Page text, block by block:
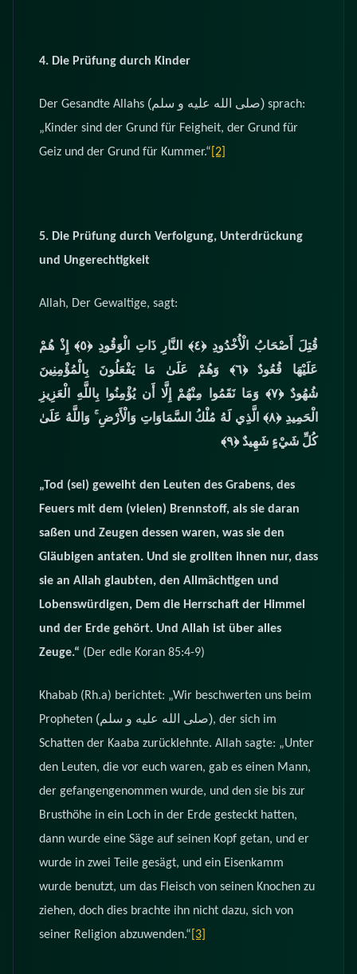
4. Die Prüfung durch Kinder
Der Gesandte Allahs (صلى الله عليه و سلم) sprach:
„Kinder sind der Grund für Feigheit, der Grund für
Geiz und der Grund für Kummer.“ [2]
5. Die Prüfung durch Verfolgung, Unterdrückung
und Ungerechtigkeit
Allah, Der Gewaltige, sagt:
قُتِلَ أَصْحَابُ الْأُخْدُودِ ﴿٤﴾‏ النَّارِ ذَاتِ الْوَقُودِ
﴿٥﴾‏ إِذْ هُمْ
عَلَيْهَا قُعُودٌ
﴿٦﴾‏ وَهُمْ عَلَىٰ مَا يَفْعَلُونَ بِالْمُؤْمِنِينَ
شُهُودٌ
﴿٧﴾‏ وَمَا نَقَمُوا مِنْهُمْ إِلَّا أَن يُؤْمِنُوا بِاللَّهِ الْعَزِيزِ
الْحَمِيدِ
﴿٨﴾‏ الَّذِي لَهُ مُلْكُ السَّمَاوَاتِ وَالْأَرْضِ ۚ وَاللَّهُ عَلَىٰ
كُلِّ شَيْءٍ شَهِيدٌ ﴿٩﴾‏
„Tod (sei) geweiht den Leuten des Grabens, des
Feuers mit dem (vielen) Brennstoff, als sie daran
saßen und Zeugen dessen waren, was sie den
Gläubigen antaten. Und sie grollten ihnen nur, dass
sie an Allah glaubten, den Allmächtigen und
Lobenswürdigen, Dem die Herrschaft der Himmel
und der Erde gehört. Und Allah ist über alles
Zeuge.“ (Der edle Koran 85:4-9)
Khabab (Rh.a) berichtet: „Wir beschwerten uns beim
Propheten (صلى الله عليه و سلم), der sich im
Schatten der Kaaba zurücklehnte. Allah sagte: „Unter
den Leuten, die vor euch waren, gab es einen Mann,
der gefangengenommen wurde, und den sie bis zur
Brusthöhe in ein Loch in der Erde gesteckt hatten,
dann wurde eine Säge auf seinen Kopf getan, und er
wurde in zwei Teile gesägt, und ein Eisenkamm
wurde benutzt, um das Fleisch von seinen Knochen zu
ziehen, doch dies brachte ihn nicht dazu, sich von
seiner Religion abzuwenden.“ [3]